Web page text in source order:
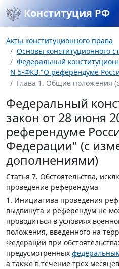
Конституция РФ
Акты конституционного права
Основы конституционного
Федеральный
N 5-ФКЗ "О референдуме
Глава 1. Общие положения
Федеральный
закон от 28 июня
референдуме
Федерации" (с
дополнениями)
Статья 7. Обстоятельства,
проведение референдума
1. Инициатива проведения
выдвинута и референдум не
проводиться в условиях
положения, введенного на
Федерации при
предусмотренных
а также в течение трех